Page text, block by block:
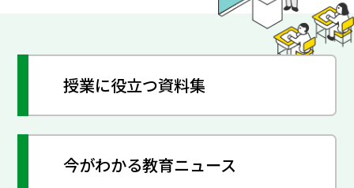
授業に役立つ資料集
今がわかる教育ニュース